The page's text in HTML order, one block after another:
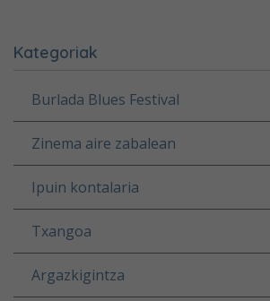
Kategoriak
Burlada Blues Festival
Zinema aire zabalean
Ipuin kontalaria
Txangoa
Argazkigintza